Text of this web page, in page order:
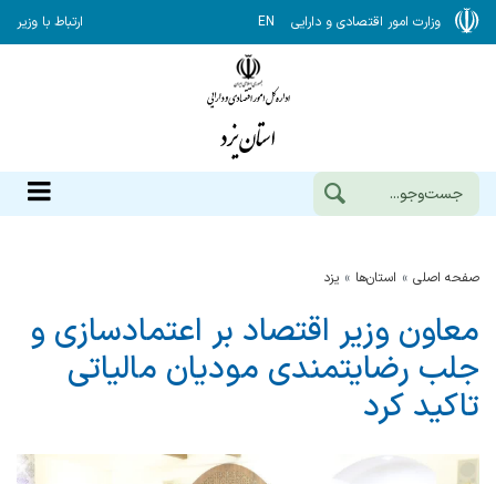
وزارت امور اقتصادی و دارایی EN ارتباط با وزیر
صفحه اصلی استان‌ها يزد
معاون وزیر اقتصاد بر اعتمادسازی و
جلب رضایتمندی مودیان مالیاتی
تاکید کرد